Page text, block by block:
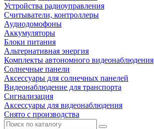
Устройства радиоуправления
Считыватели, контроллеры
Аудиодомофоны
Аккумуляторы
Блоки питания
Альтернативная энергия
Комплекты автономного видеонаблюдения
Солнечные панели
Аксессуары для солнечных панелей
Видеонаблюдение для транспорта
Сигнализация
Аксессуары для видеонаблюдения
Снято с производства